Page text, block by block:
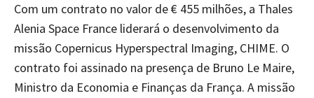
Com um contrato no valor de € 455 milhões, a Thales
Alenia Space France liderará o desenvolvimento da
missão Copernicus Hyperspectral Imaging, CHIME. O
contrato foi assinado na presença de Bruno Le Maire,
Ministro da Economia e Finanças da França. A missão